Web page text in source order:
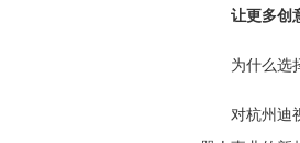
让更多创
为什么选
对杭州迪